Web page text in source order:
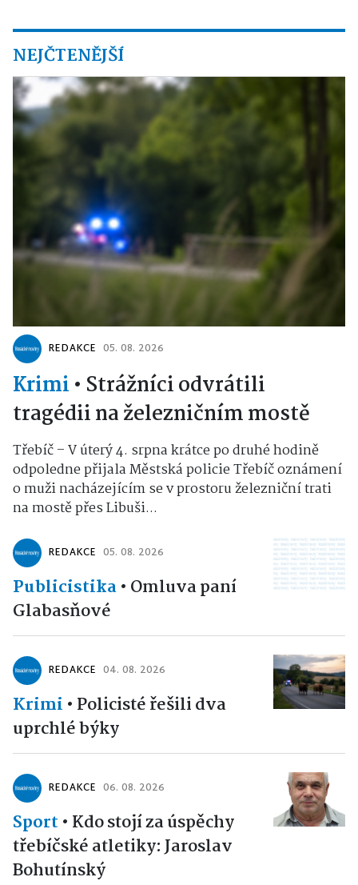
NEJČTENĚJŠÍ
REDAKCE 05. 08. 2026
Krimi • Strážníci odvrátili
tragédii na železničním mostě
Třebíč – V úterý 4. srpna krátce po druhé hodině
odpoledne přijala Městská policie Třebíč oznámení
o muži nacházejícím se v prostoru železniční trati
na mostě přes Libuši...
REDAKCE 05. 08. 2026
Publicistika• Omluva paní
Glabasňové
REDAKCE 04. 08. 2026
Krimi • Policisté řešili dva
uprchlé býky
REDAKCE 06. 08. 2026
Sport • Kdo stojí za úspěchy
třebíčské atletiky: Jaroslav
Bohutínský